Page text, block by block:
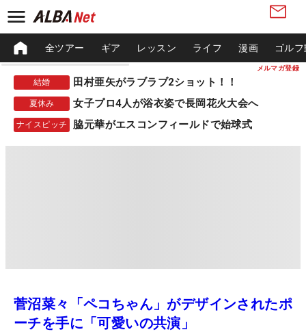
メルマガ登録
全ツアー ギア レッスン ライフ 漫画 ゴル
結婚 田村亜矢がラブラブ2ショット！！
夏休み 女子プロ4人が浴衣姿で長岡花火大会へ
ナイスピッチ 脇元華がエスコンフィールドで始球式
菅沼菜々「ペコちゃん」がデザインされたポ
ーチを手に「可愛いの共演」